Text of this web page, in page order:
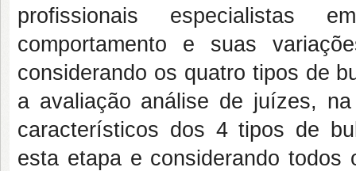
profissionais especialistas
comportamento e suas
considerando os quatro tipos de
a avaliação análise de juízes,
característicos dos 4 tipos de
esta etapa e considerando todos